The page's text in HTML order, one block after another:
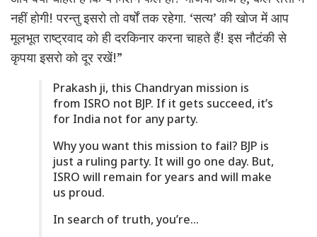
नहीं होगी! परन्तु इसरो तो वर्षों तक रहेगा. ‘सत्य’ की खोज में आप
मूलभूत राष्ट्रवाद को ही दरकिनार करना चाहते हैं! इस नौटंकी से
कृपया इसरो को दूर रखें!”
Prakash ji, this Chandryan mission is
from ISRO not BJP. If it gets succeed, it’s
for India not for any party.
Why you want this mission to fail? BJP is
just a ruling party. It will go one day. But,
ISRO will remain for years and will make
us proud.
In search of truth, you’re…